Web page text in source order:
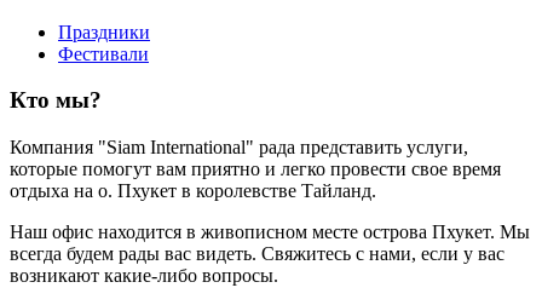
Праздники
Фестивали
Кто мы?
Компания "Siam International" рада представить услуги,
которые помогут вам приятно и легко провести свое время
отдыха на о. Пхукет в королевстве Тайланд.
Наш офис находится в живописном месте острова Пхукет. Мы
всегда будем рады вас видеть. Свяжитесь с нами, если у вас
возникают какие-либо вопросы.